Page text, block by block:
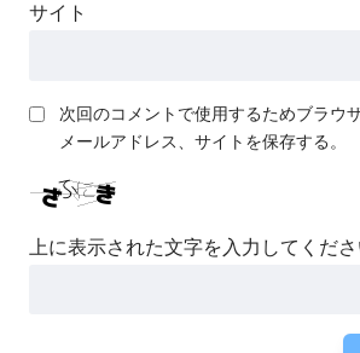
サイト
次回のコメントで使用するためブラウ
メールアドレス、サイトを保存する。
上に表示された文字を入力してくださ